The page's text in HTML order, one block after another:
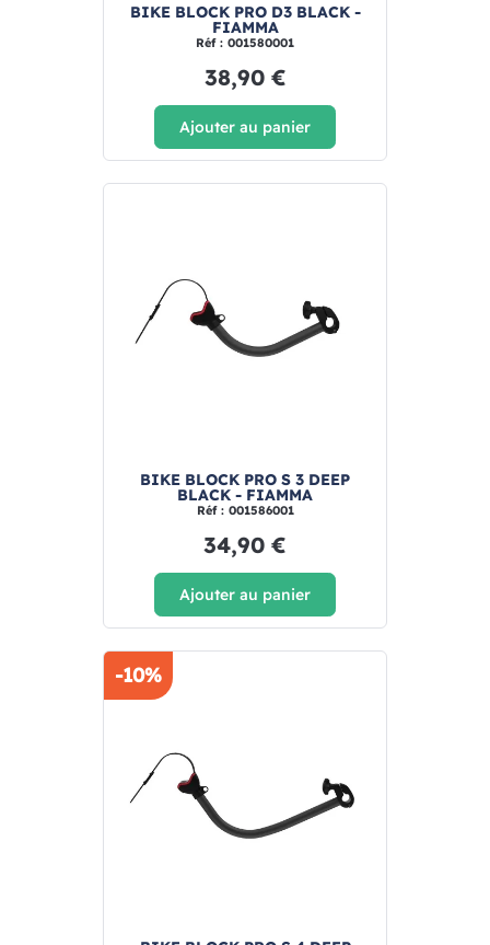
BIKE BLOCK PRO D3 BLACK -
FIAMMA
Réf : 001580001
38,90 €
Ajouter au panier
BIKE BLOCK PRO S 3 DEEP
BLACK - FIAMMA
Réf : 001586001
34,90 €
Ajouter au panier
-10%